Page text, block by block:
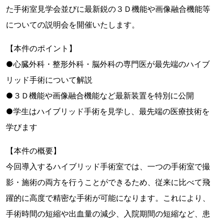
た手術室見学会並びに最新鋭の３Ｄ機能や画像融合機能等
についての説明会を開催いたします。
【本件のポイント】
●心臓外科・整形外科・脳外科の専門医が最先端のハイブ
リッド手術について解説
●３Ｄ機能や画像融合機能など最新装置を特別に公開
●学生はハイブリッド手術を見学し、最先端の医療技術を
学びます
【本件の概要】
今回導入するハイブリッド手術室では、一つの手術室で撮
影・施術の両方を行うことができるため、従来に比べて飛
躍的に高度で精密な手術が可能になります。これにより、
手術時間の短縮や出血量の減少、入院期間の短縮など、患